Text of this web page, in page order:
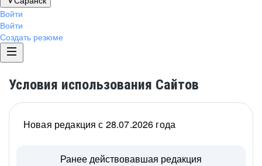
Войти
Войти
Создать резюме
Условия использования Сайтов
Новая редакция с 28.07.2026 года
Ранее действовавшая редакция